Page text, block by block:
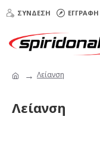
ΣΎΝΔΕΣΗ ΕΓΓΡΑΦΉ
Λείανση
Λείανση